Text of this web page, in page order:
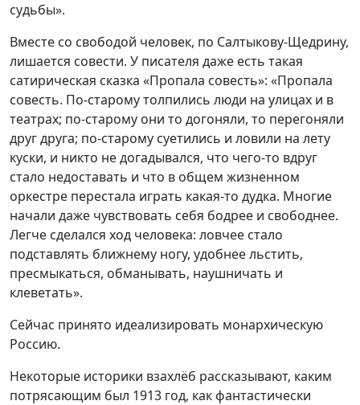
судьбы».
Вместе со свободой человек, по Салтыкову-Щедрину,
лишается совести. У писателя даже есть такая
сатирическая сказка «Пропала совесть»: «Пропала
совесть. По-старому толпились люди на улицах и в
театрах; по-старому они то догоняли, то перегоняли
друг друга; по-старому суетились и ловили на лету
куски, и никто не догадывался, что чего-то вдруг
стало недоставать и что в общем жизненном
оркестре перестала играть какая-то дудка. Многие
начали даже чувствовать себя бодрее и свободнее.
Легче сделался ход человека: ловчее стало
подставлять ближнему ногу, удобнее льстить,
пресмыкаться, обманывать, наушничать и
клеветать».
Сейчас принято идеализировать монархическую
Россию.
Некоторые историки взахлёб рассказывают, каким
потрясающим был 1913 год, как фантастически